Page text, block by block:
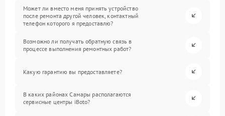
Может ли вместо меня принять устройство
после ремонта другой человек, контактный
телефон которого я предоставлю?
Возможно ли получать обратную связь в
процессе выполнения ремонтных работ?
Какую гарантию вы предоставляете?
В каких районах Самары располагаются
сервисные центры iBoto?